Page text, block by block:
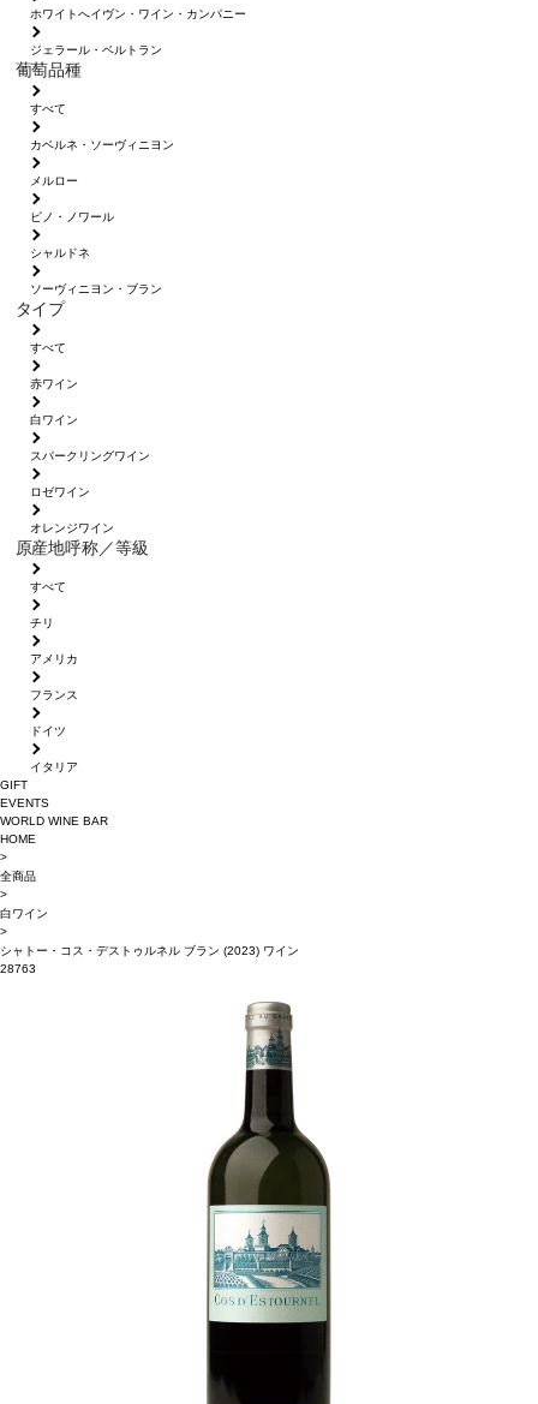
ホワイトへイヴン・ワイン・カンパニー
ジェラール・ベルトラン
葡萄品種
すべて
カベルネ・ソーヴィニヨン
メルロー
ピノ・ノワール
シャルドネ
ソーヴィニヨン・ブラン
タイプ
すべて
赤ワイン
白ワイン
スパークリングワイン
ロゼワイン
オレンジワイン
原産地呼称／等級
すべて
チリ
アメリカ
フランス
ドイツ
イタリア
GIFT
EVENTS
WORLD WINE BAR
HOME
>
全商品
>
白ワイン
>
シャトー・コス・デストゥルネル ブラン (2023) ワイン
28763